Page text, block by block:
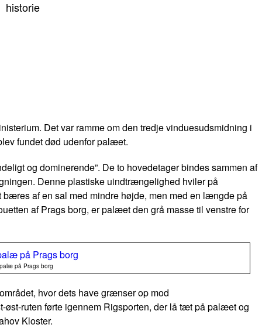
historie
Det var ramme om den tredje vinduesudsmidning i
fundet død udenfor palæet.
og dominerende”. De to hovedetager bindes sammen af
Denne plastiske uindtrængelighed hviler på
bæres af en sal med mindre højde, men med en længde på
af Prags borg, er palæet den grå masse til venstre for
på Prags borg
hvor dets have grænser op mod
ruten førte igennem Rigsporten, der lå tæt på palæet og
Kloster.